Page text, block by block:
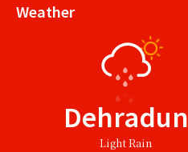
Weather
Dehradun
Light Rain